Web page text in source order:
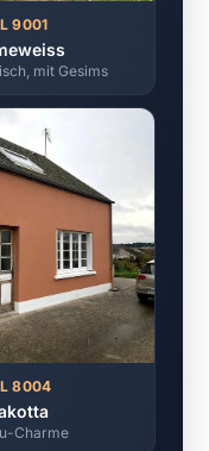
9001
mit Gesims
8004
Charme